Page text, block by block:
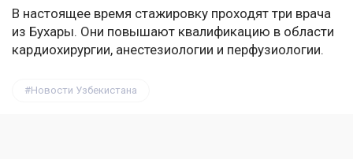
В настоящее время стажировку проходят три врача
из Бухары. Они повышают квалификацию в области
кардиохирургии, анестезиологии и перфузиологии.
Новости Узбекистана